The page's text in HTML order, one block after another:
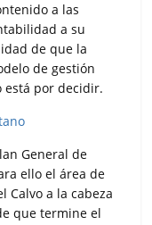
a las
a su
de que la
de gestión
está por decidir.
General de
ello el área de
Calvo a la cabeza
que termine el